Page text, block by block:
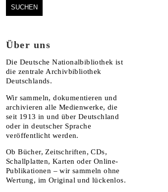
Über uns
Die Deutsche Nationalbibliothek ist
die zentrale Archivbibliothek
Deutschlands.
Wir sammeln, dokumentieren und
archivieren alle Medienwerke, die
seit 1913 in und über Deutschland
oder in deutscher Sprache
veröffentlicht werden.
Ob Bücher, Zeitschriften, CDs,
Schallplatten, Karten oder Online-
Publikationen – wir sammeln ohne
Wertung, im Original und lückenlos.